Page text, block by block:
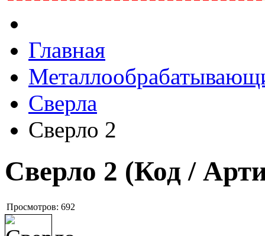
Ивантеевка, подшипники, пневматика, метизы, техника,
Главная
Сверла
Сверло 2
Сверло 2 (Код /
Просмотров: 692